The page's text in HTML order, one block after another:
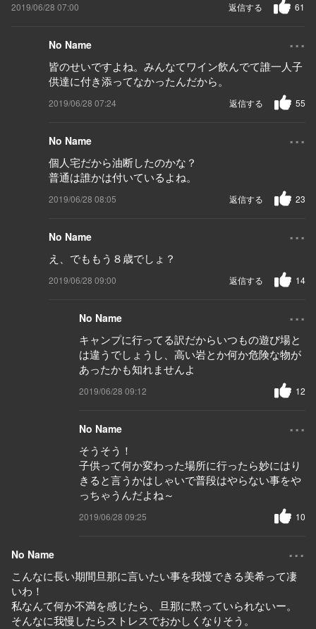
2019/06/28 07:00 61
返信する
No Name ...
皆のせいですよね。みんなてワイン飲んでて誰一人子
供達に付き添ってなかったんだから。
2019/06/28 07:24 55
返信する
No Name ...
個人宅だから油断したのかな？
普通は誰かは付いているよね。
2019/06/28 08:05 23
返信する
No Name ...
え、でももう８歳でしょ？
2019/06/28 09:00 14
返信する
No Name ...
キャンプに行ってる訳だからいつもの遊び場と
は違うでしょうし、高い岩とか何か危険な物が
あったかも知れませんよ
2019/06/28 09:12 12
No Name ...
そうそう！
子供って何か変わった場所に行ったら妙にはり
きると言うかはしゃいで普段はやらない事をや
っちゃうんだよね～
2019/06/28 09:25 10
No Name ...
こんなに長い期間旦那に言いたい事を我慢できる美希って凄
いわ！
私なんて何か不満を感じたら、旦那に黙っていられないー。
そんなに我慢したらストレスでおかしくなりそう。